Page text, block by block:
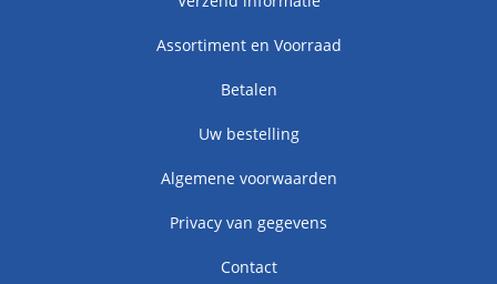
Assortiment en Voorraad
Betalen
Uw bestelling
Algemene voorwaarden
Privacy van gegevens
Contact